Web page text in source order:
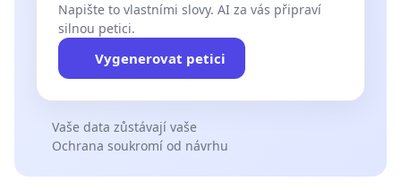
Napište to vlastními slovy. AI za vás připraví
silnou petici.
Vygenerovat petici
Vaše data zůstávají vaše
Ochrana soukromí od návrhu